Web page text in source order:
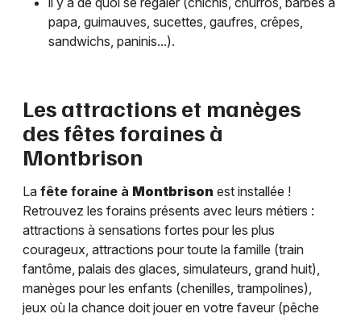
papa, guimauves, sucettes, gaufres, crêpes,
sandwichs, paninis...).
Les attractions et manèges
des fêtes foraines à
Montbrison
La fête foraine à Montbrison est installée !
Retrouvez les forains présents avec leurs métiers :
attractions à sensations fortes pour les plus
courageux, attractions pour toute la famille (train
fantôme, palais des glaces, simulateurs, grand huit),
manèges pour les enfants (chenilles, trampolines),
jeux où la chance doit jouer en votre faveur (pêche